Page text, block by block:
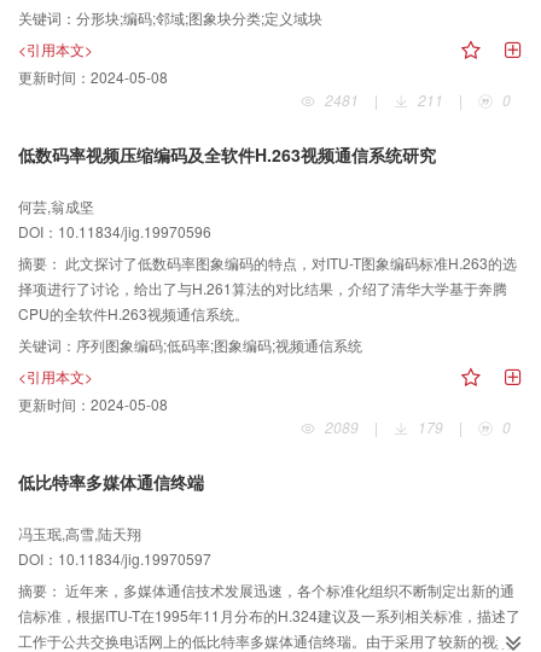
领域匹配及分类匹配的分形块编码的时间，但信噪比略有下降。
关键词： 分形块;编码;邻域;图象块分类;定义域块
<引用本文>
更新时间： 2024-05-08
2481
| 211 | 0
低数码率视频压缩编码及全软件H.263视频通信系统研究
何芸,翁成坚
DOI：10.11834/jig.19970596
摘要： 此文探讨了低数码率图象编码的特点，对ITU-T图象编码标准H.263的选
择项进行了讨论，给出了与H.261算法的对比结果，介绍了清华大学基于奔腾
CPU的全软件H.263视频通信系统。
关键词： 序列图象编码;低码率;图象编码;视频通信系统
<引用本文>
更新时间： 2024-05-08
2089
| 179 | 0
低比特率多媒体通信终端
冯玉珉,高雪,陆天翔
DOI：10.11834/jig.19970597
摘要： 近年来，多媒体通信技术发展迅速，各个标准化组织不断制定出新的通
信标准，根据ITU-T在1995年11月分布的H.324建议及一系列相关标准，描述了
工作于公共交换电话网上的低比特率多媒体通信终瑞。由于采用了较新的视频